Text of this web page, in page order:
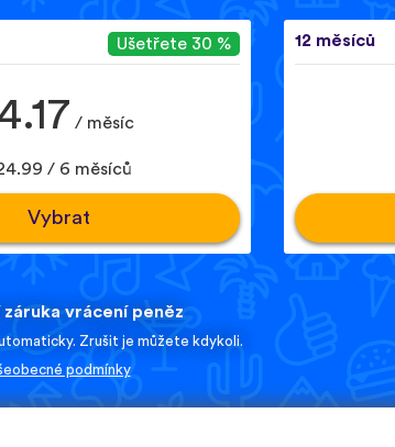
Ušetřete 30 %
/ měsíc
/ 6 měsíců
Vybrat
12 měsíců
záruka vrácení peněz
Zrušit je můžete kdykoli.
podmínky